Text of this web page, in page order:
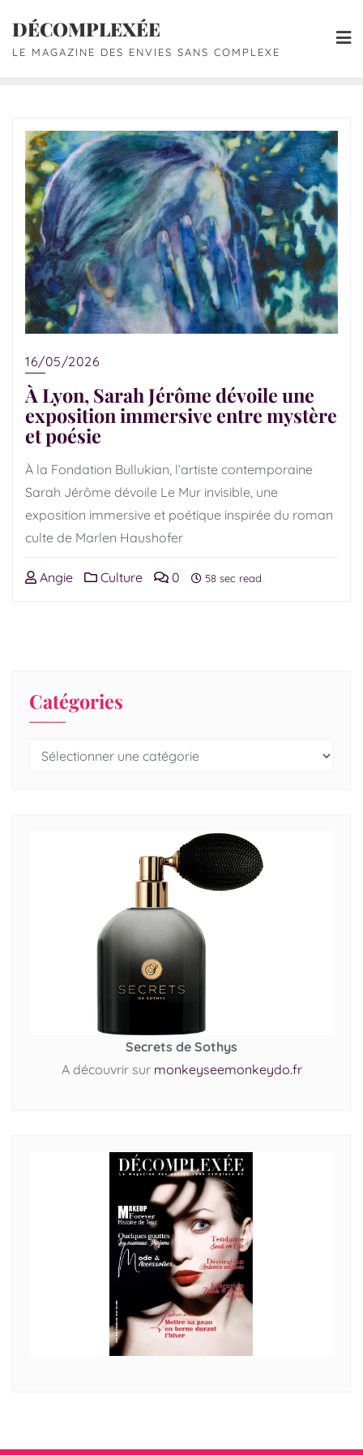
DÉCOMPLEXÉE
LE MAGAZINE DES ENVIES SANS COMPLEXE
16/05/2026
À Lyon, Sarah Jérôme dévoile une
exposition immersive entre mystère
et poésie
À la Fondation Bullukian, l’artiste contemporaine
Sarah Jérôme dévoile Le Mur invisible, une
exposition immersive et poétique inspirée du roman
culte de Marlen Haushofer
Angie Culture 0 58 sec read
Catégories
Secrets de Sothys
A découvrir sur monkeyseemonkeydo.fr